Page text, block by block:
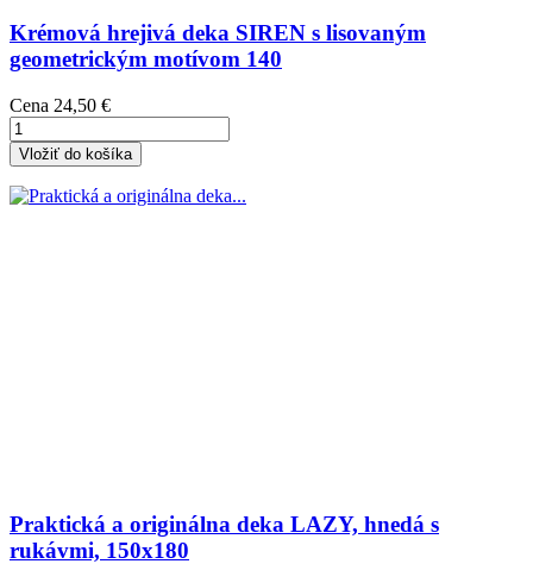
Krémová hrejivá deka SIREN s lisovaným
geometrickým motívom 140
Cena 24,50 €
Vložiť do košíka
Praktická a originálna deka LAZY, hnedá s
rukávmi, 150x180